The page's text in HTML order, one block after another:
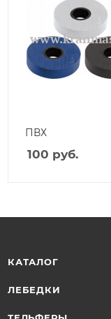
ПВХ
100 руб.
КАТАЛОГ
ЛЕБЕДКИ